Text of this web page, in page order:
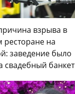
взрыва в
ресторане на
заведение было
свадебный банкет